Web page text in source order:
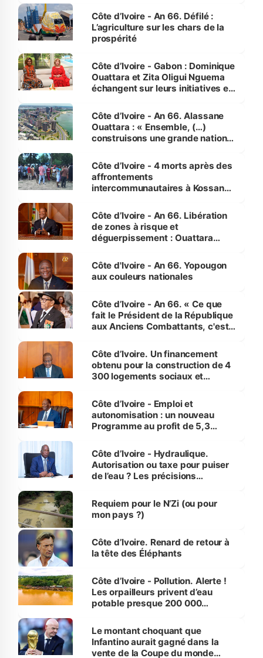
Côte d’Ivoire - An 66. Défilé :
L’agriculture sur les chars de la
prospérité
Côte d’Ivoire - Gabon : Dominique
Ouattara et Zita Oligui Nguema
échangent sur leurs initiatives en
enfants
Côte d’Ivoire - An 66. Alassane
Ouattara : « Ensemble, (…)
construisons une grande nation
générations futures »
Côte d’Ivoire - 4 morts après des
affrontements
intercommunautaires à Kossandji
milieu des sinistrés
Côte d’Ivoire - An 66. Libération
de zones à risque et
déguerpissement : Ouattara
l'Etat de droit pour préserver les
vies humaines »
Côte d'Ivoire - An 66. Yopougon
aux couleurs nationales
Côte d’Ivoire - An 66. « Ce que
fait le Président de la République
aux Anciens Combattants, c'est
Côte d’Ivoire. Un financement
obtenu pour la construction de 4
300 logements sociaux et
et Yamoussoukro
Côte d’Ivoire - Emploi et
autonomisation : un nouveau
Programme au profit de 5,3
Côte d’Ivoire - Hydraulique.
Autorisation ou taxe pour puiser
de l’eau ? Les précisions
Requiem pour le N’Zi (ou pour
mon pays ?)
Côte d’Ivoire. Renard de retour à
la tête des Éléphants
Côte d’Ivoire - Pollution. Alerte !
Les orpailleurs privent d’eau
potable presque 200 000
Le montant choquant que
Infantino aurait gagné dans la
vente de la Coupe du monde